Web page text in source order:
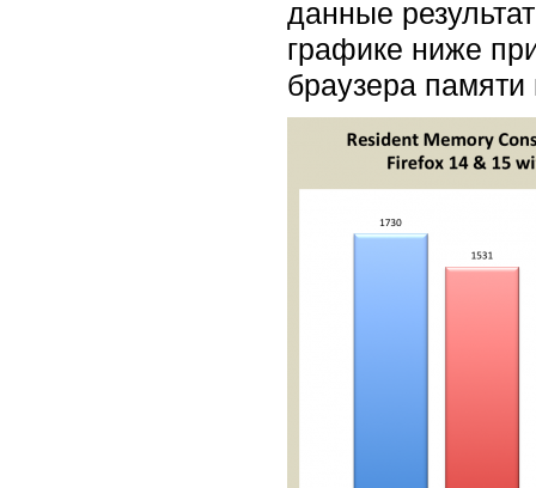
данные
графике ниже
браузера памяти